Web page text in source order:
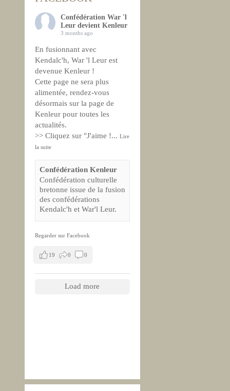
Confédération War 'l
Leur devient Kenleur
3 months ago
En fusionnant avec
Kendalc'h, War 'l Leur est
devenue Kenleur !
Cette page ne sera plus
alimentée, rendez-vous
désormais sur la page de
Kenleur pour toutes les
actualités.
>> Cliquez sur "J'aime !... Lire
la suite
Confédération Kenleur
Confédération culturelle
bretonne issue de la fusion
des confédérations
Kendalc'h et War'l Leur.
Regarder sur Facebook
19 0 0
Load more